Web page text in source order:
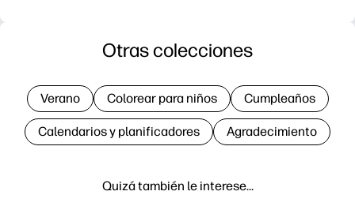
Quizá también le interese…
Otras colecciones
Verano Colorear para niños Cumpleaños
Calendarios y planificadores Agradecimiento